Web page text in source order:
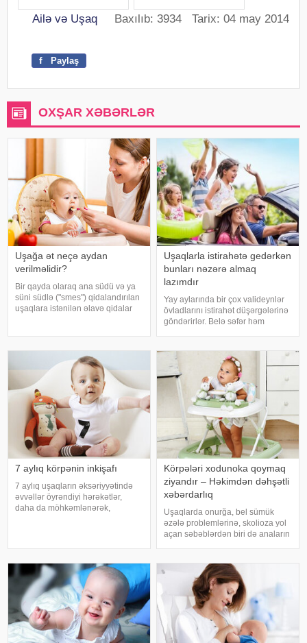
Ailə və Uşaq Baxılıb: 3934 Tarix: 04 may 2014
f Paylaş
OXŞAR XƏBƏRLƏR
Uşağa ət neçə aydan
verilməlidir?
Bir qayda olaraq ana südü və ya
süni südlə ("smes") qidalandırılan
uşaqlara istənilən əlavə qidalar
bütün dünyad
Uşaqlarla istirahətə gedərkən
bunları nəzərə almaq
lazımdır
Yay aylarında bir çox valideynlər
övladlarını istirahət düşərgələrinə
göndərirlər. Belə səfər həm
psixoloji sarsıntılara səbəb ola
bilər. Bu fikri müsahibəsində uşa
7 aylıq körpənin inkişafı
7 aylıq uşaqların əksəriyyətində
əvvəllər öyrəndiyi hərəkətlər,
daha da möhkəmlənərək,
Körpələri xodunoka qoymaq
ziyandır – Həkimdən dəhşətli
xəbərdarlıq
Uşaqlarda onurğa, bel sümük
əzələ problemlərinə, skolioza yol
açan səbəblərdən biri də anaların
arabalarına öyrəşdirməsidir. Bu
arabada körpənin beli dü